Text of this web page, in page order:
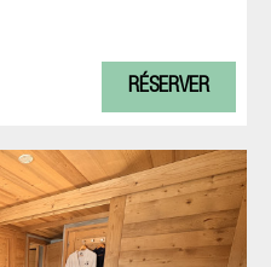
RÉSERVER